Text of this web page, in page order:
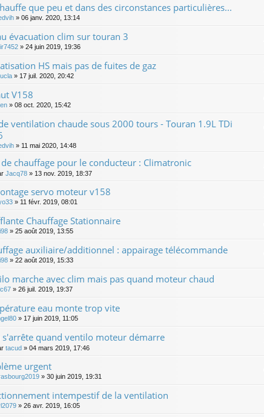
que peu et dans des circonstances particulières...
» 06 janv. 2020, 13:14
évacuation clim sur touran 3
» 24 juin 2019, 19:36
HS mais pas de fuites de gaz
» 17 juil. 2020, 20:42
V158
» 08 oct. 2020, 15:42
ventilation chaude sous 2000 tours - Touran 1.9L TDi
» 11 mai 2020, 14:48
de chauffage pour le conducteur : Climatronic
Jacq78 » 13 nov. 2019, 18:37
servo moteur v158
» 11 févr. 2019, 08:01
Chauffage Stationnaire
» 25 août 2019, 13:55
auxiliaire/additionnel : appairage télécommande
» 22 août 2019, 15:33
marche avec clim mais pas quand moteur chaud
» 26 juil. 2019, 19:37
eau monte trop vite
» 17 juin 2019, 11:05
s'arrête quand ventilo moteur démarre
tacud » 04 mars 2019, 17:46
urgent
» 30 juin 2019, 19:31
intempestif de la ventilation
» 26 avr. 2019, 16:05